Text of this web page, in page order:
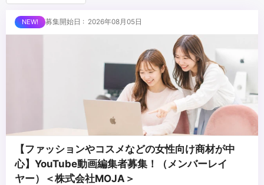
募集開始日 : 2026年08月05日
【ファッションやコスメなどの女性向け商材が中
心】YouTube動画編集者募集！（メンバーレイ
ヤー）＜株式会社MOJA＞